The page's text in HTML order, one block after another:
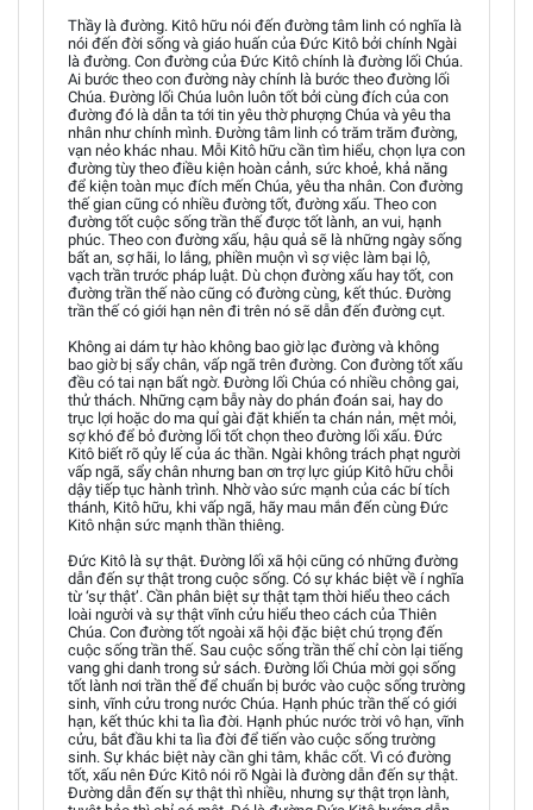
Thầy là đường. Kitô hữu nói đến đường tâm linh có nghĩa là
nói đến đời sống và giáo huấn của Đức Kitô bởi chính Ngài
là đường. Con đường của Đức Kitô chính là đường lối Chúa.
Ai bước theo con đường này chính là bước theo đường lối
Chúa. Đường lối Chúa luôn luôn tốt bởi cùng đích của con
đường đó là dẫn ta tới tin yêu thờ phượng Chúa và yêu tha
nhân như chính mình. Đường tâm linh có trăm trăm đường,
vạn nẻo khác nhau. Mỗi Kitô hữu cần tìm hiểu, chọn lựa con
đường tùy theo điều kiện hoàn cảnh, sức khoẻ, khả năng
để kiện toàn mục đích mến Chúa, yêu tha nhân. Con đường
thế gian cũng có nhiều đường tốt, đường xấu. Theo con
đường tốt cuộc sống trần thế được tốt lành, an vui, hạnh
phúc. Theo con đường xấu, hậu quả sẽ là những ngày sống
bất an, sợ hãi, lo lắng, phiền muộn vì sợ việc làm bại lộ,
vạch trần trước pháp luật. Dù chọn đường xấu hay tốt, con
đường trần thế nào cũng có đường cùng, kết thúc. Đường
trần thế có giới hạn nên đi trên nó sẽ dẫn đến đường cụt.
Không ai dám tự hào không bao giờ lạc đường và không
bao giờ bị sẩy chân, vấp ngã trên đường. Con đường tốt xấu
đều có tai nạn bất ngờ. Đường lối Chúa có nhiều chông gai,
thử thách. Những cạm bẫy này do phán đoán sai, hay do
trục lợi hoặc do ma quỉ gài đặt khiến ta chán nản, mệt mỏi,
sợ khó để bỏ đường lối tốt chọn theo đường lối xấu. Đức
Kitô biết rõ qủy lế của ác thần. Ngài không trách phạt người
vấp ngã, sẩy chân nhưng ban ơn trợ lực giúp Kitô hữu chỗi
dậy tiếp tục hành trình. Nhờ vào sức mạnh của các bí tích
thánh, Kitô hữu, khi vấp ngã, hãy mau mắn đến cùng Đức
Kitô nhận sức mạnh thần thiêng.
Đức Kitô là sự thật. Đường lối xã hội cũng có những đường
dẫn đến sự thật trong cuộc sống. Có sự khác biệt về í nghĩa
từ ‘sự thật’. Cần phân biệt sự thật tạm thời hiểu theo cách
loài người và sự thật vĩnh cửu hiểu theo cách của Thiên
Chúa. Con đường tốt ngoài xã hội đặc biệt chú trọng đến
cuộc sống trần thế. Sau cuộc sống trần thế chỉ còn lại tiếng
vang ghi danh trong sử sách. Đường lối Chúa mời gọi sống
tốt lành nơi trần thế để chuẩn bị bước vào cuộc sống trường
sinh, vĩnh cửu trong nước Chúa. Hạnh phúc trần thế có giới
hạn, kết thúc khi ta lìa đời. Hạnh phúc nước trời vô hạn, vĩnh
cửu, bắt đầu khi ta lìa đời để tiến vào cuộc sống trường
sinh. Sự khác biệt này cần ghi tâm, khắc cốt. Vì có đường
tốt, xấu nên Đức Kitô nói rõ Ngài là đường dẫn đến sự thật.
Đường dẫn đến sự thật thì nhiều, nhưng sự thật trọn lành,